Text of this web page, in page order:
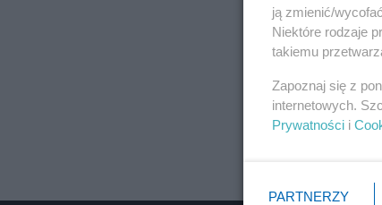
ją zmienić/
Niektóre rodzaje
takiemu
Zapoznaj się z
internetowych.
Prywatności i
PARTNERZY